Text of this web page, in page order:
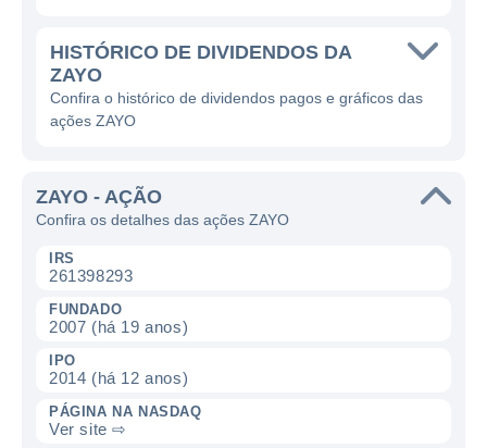
HISTÓRICO DE DIVIDENDOS DA
ZAYO
Confira o histórico de dividendos pagos e gráficos das
ações ZAYO
ZAYO - AÇÃO
Confira os detalhes das ações ZAYO
IRS
261398293
FUNDADO
2007 (há 19 anos)
IPO
2014 (há 12 anos)
PÁGINA NA NASDAQ
Ver site ⇨